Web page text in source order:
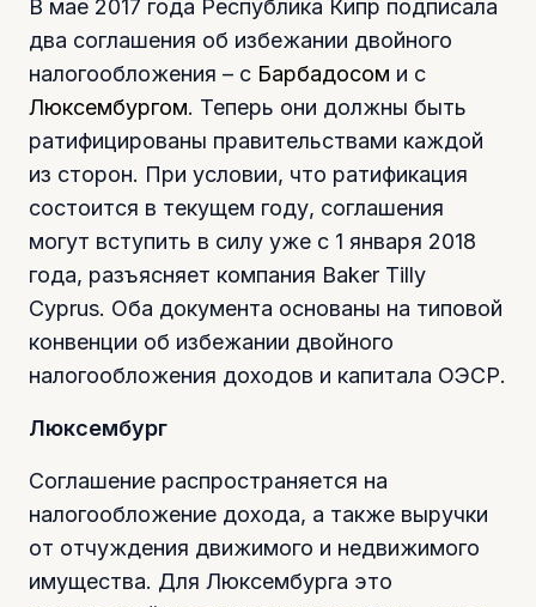
В мае 2017 года Республика Кипр подписала
два соглашения об избежании двойного
налогообложения – с Барбадосом и с
Люксембургом. Теперь они должны быть
ратифицированы правительствами каждой
из сторон. При условии, что ратификация
состоится в текущем году, соглашения
могут вступить в силу уже с 1 января 2018
года, разъясняет компания Baker Tilly
Cyprus. Оба документа основаны на типовой
конвенции об избежании двойного
налогообложения доходов и капитала ОЭСР.
Люксембург
Соглашение распространяется на
налогообложение дохода, а также выручки
от отчуждения движимого и недвижимого
имущества. Для Люксембурга это